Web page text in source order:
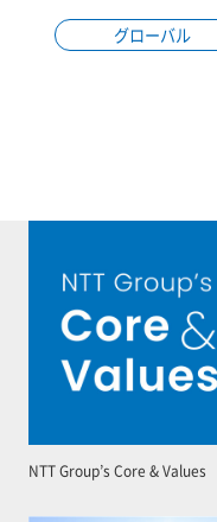
グローバル
NTT Group’s Core & Values